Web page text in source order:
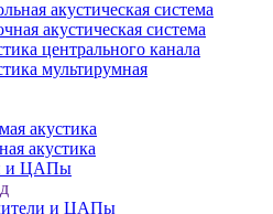
акустическая система
акустическая система
центрального канала
мультирумная
акустика
акустика
и ЦАПы
и ЦАПы